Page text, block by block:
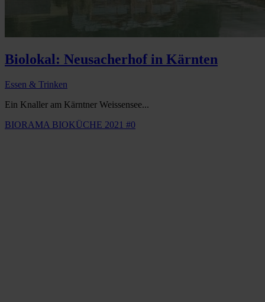
Biolokal: Neusacherhof in Kärnten
Essen & Trinken
Ein Knaller am Kärntner Weissensee...
BIORAMA BIOKÜCHE 2021 #0